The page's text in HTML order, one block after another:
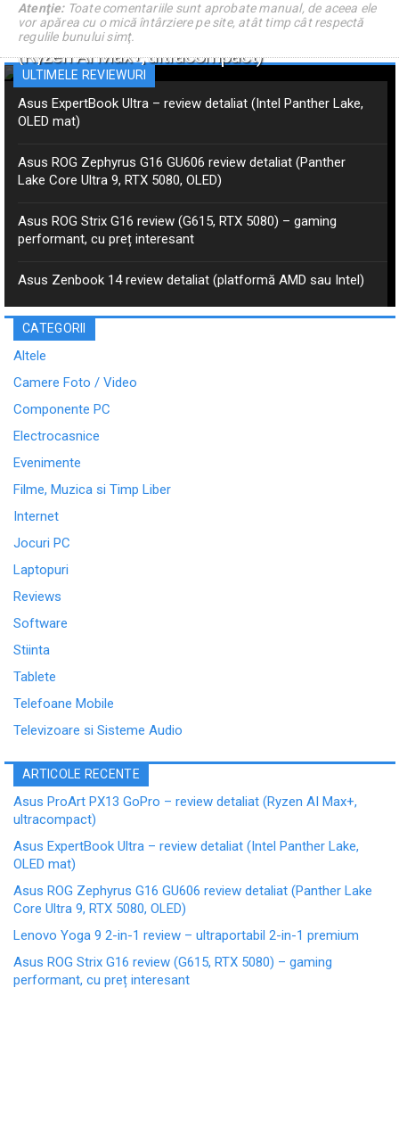
Atenţie:Toate comentariile sunt aprobate manual, de aceea ele
vor apărea cu o mică întârziere pe site, atât timp cât respectă
regulile bunului simţ.
ULTIMELE REVIEWURI
Asus ProArt PX13 GoPro – review detaliat
(Ryzen AI Max+, ultracompact)
Asus ExpertBook Ultra – review detaliat (Intel Panther Lake,
OLED mat)
Asus ROG Zephyrus G16 GU606 review detaliat (Panther
Lake Core Ultra 9, RTX 5080, OLED)
Asus ROG Strix G16 review (G615, RTX 5080) – gaming
performant, cu preț interesant
Asus Zenbook 14 review detaliat (platformă AMD sau Intel)
CATEGORII
Altele
Camere Foto / Video
Componente PC
Electrocasnice
Evenimente
Filme, Muzica si Timp Liber
Internet
Jocuri PC
Laptopuri
Reviews
Software
Stiinta
Tablete
Telefoane Mobile
Televizoare si Sisteme Audio
ARTICOLE RECENTE
Asus ProArt PX13 GoPro – review detaliat (Ryzen AI Max+,
ultracompact)
Asus ExpertBook Ultra – review detaliat (Intel Panther Lake,
OLED mat)
Asus ROG Zephyrus G16 GU606 review detaliat (Panther Lake
Core Ultra 9, RTX 5080, OLED)
Lenovo Yoga 9 2-in-1 review – ultraportabil 2-in-1 premium
Asus ROG Strix G16 review (G615, RTX 5080) – gaming
performant, cu preț interesant